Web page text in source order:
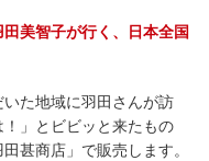
田美智子が行く、日本全国
た地域に羽田さんが訪
」とビビッと来たもの
甚商店」で販売します。